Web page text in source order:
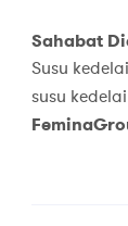
Sahabat
Susu
susu